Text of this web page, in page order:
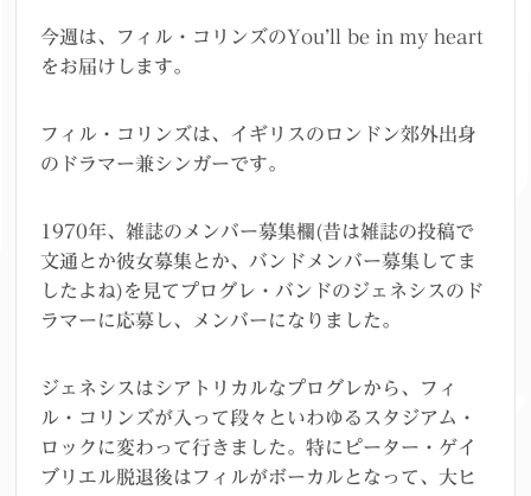
今週は、フィル・コリンズのYou’ll be in my heart
をお届けします。
フィル・コリンズは、イギリスのロンドン郊外出身
のドラマー兼シンガーです。
1970年、雑誌のメンバー募集欄(昔は雑誌の投稿で
文通とか彼女募集とか、バンドメンバー募集してま
したよね)を見てプログレ・バンドのジェネシスのド
ラマーに応募し、メンバーになりました。
ジェネシスはシアトリカルなプログレから、フィ
ル・コリンズが入って段々といわゆるスタジアム・
ロックに変わって行きました。特にピーター・ゲイ
ブリエル脱退後はフィルがボーカルとなって、大ヒ